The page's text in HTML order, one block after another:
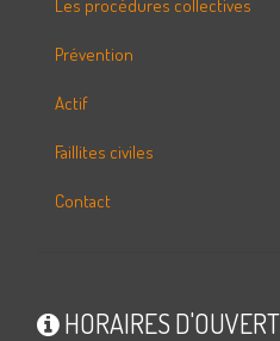
Les procédures collectives
Prévention
Actif
Faillites civiles
Contact
HORAIRES